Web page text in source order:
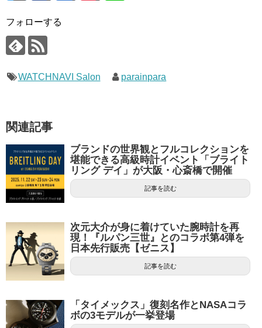
フォローする
WATCHNAVI Salon parainpara
関連記事
ブランドの世界観とフルコレクションを
堪能できる高級時計イベント「ブライト
リング デイ」が大阪・心斎橋で開催
記事を読む
次元大介が身に着けていた腕時計を再
現！『ルパン三世』とのコラボ第4弾を
日本先行販売【ゼニス】
記事を読む
「タイメックス」復刻名作とNASAコラ
ボの3モデルが一挙登場